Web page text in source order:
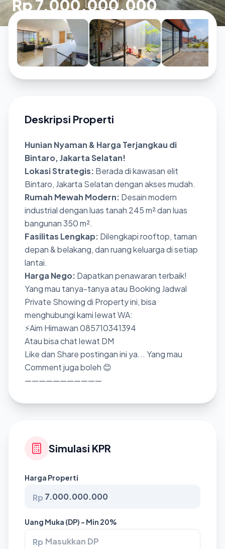
Rp 7.000.000.000
Deskripsi Properti
Hunian Nyaman & Harga Terjangkau di
Bintaro, Jakarta Selatan!
Lokasi Strategis: Berada di kawasan elit
Bintaro, Jakarta Selatan dengan akses mudah.
Rumah Mewah Modern: Desain modern
industrial dengan luas tanah 245 m² dan luas
bangunan 350 m².
Fasilitas Lengkap: Dilengkapi rooftop, taman
depan & belakang, dan ruang keluarga di setiap
lantai.
Harga Nego: Dapatkan penawaran terbaik!
Yang mau tanya-tanya atau Booking Jadwal
Private Showing di Property ini, bisa
menghubungi kami lewat WA:
⚡Aim Himawan 085710341394
Atau bisa chat lewat DM
Like dan Share postingan ini ya... Yang mau
Comment juga boleh 😊
———————————
Simulasi KPR
Harga Properti
Rp
Uang Muka (DP) - Min 20%
Rp